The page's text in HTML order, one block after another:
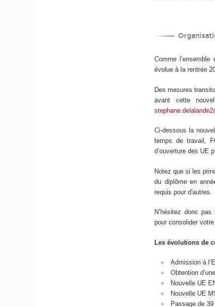
Comme l’ensemble
évolue à la rentrée
Des mesures
avant cette
Ci-dessous la
temps de travail,
d’ouverture des UE
Notez que si les
du diplôme en
requis pour d'autres.
N’hésitez donc
pour consolider
Les évolutions de
Admission à
Obtention
Nouvelle UE
Nouvelle UE
Passage de